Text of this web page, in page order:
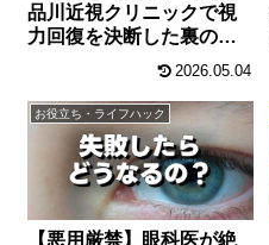
品川近視クリニックで視
力回復を決断した裏の理
2026.05.04
お役立ち・ライフハック
【悪用厳禁】眼科医が絶